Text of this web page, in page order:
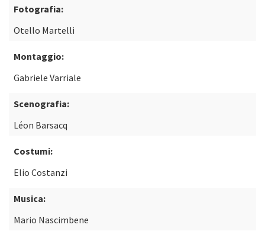
Fotografia:
Otello Martelli
Montaggio:
Gabriele Varriale
Scenografia:
Léon Barsacq
Costumi:
Elio Costanzi
Musica:
Mario Nascimbene